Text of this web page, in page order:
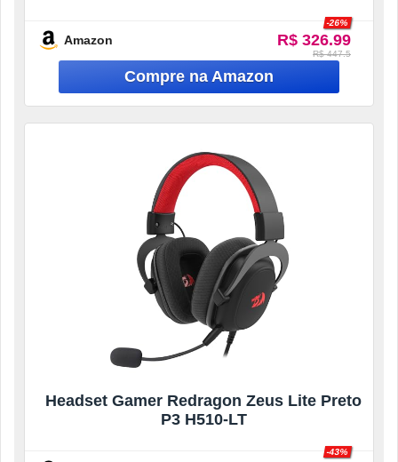
Amazon R$ 326.99
-26%
R$ 447.5
Headset Gamer Redragon Zeus Lite Preto
P3 H510-LT
-43%